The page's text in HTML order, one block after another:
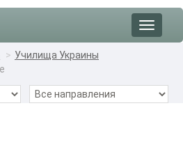
Toggle
Училища Украины